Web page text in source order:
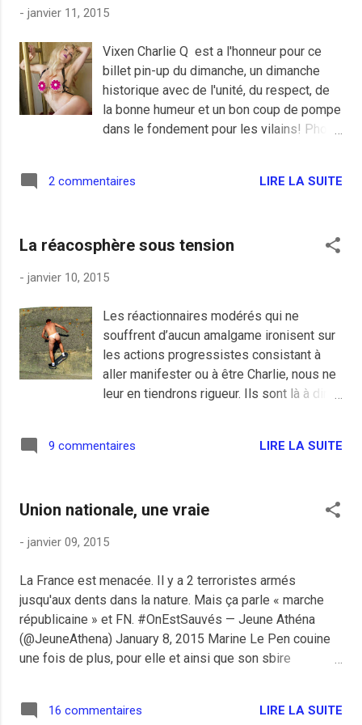
offrit à qui n’a pas besoin de foule pour
terrorisme un bien pitoyable spectacle…
Waldorf Etienne . Qu'est-ce qu'on se
marre chez les pétainistes!
- janvier 11, 2015
Vixen Charlie Q est a l'honneur pour ce
billet pin-up du dimanche, un dimanche
historique avec de l'unité, du respect, de
la bonne humeur et un bon coup de pompe
dans le fondement pour les vilains! Photo:
2 commentaires LIRE LA SUITE
La réacosphère sous tension
- janvier 10, 2015
Les réactionnaires modérés qui ne
souffrent d’aucun amalgame ironisent sur
les actions progressistes consistant à
aller manifester ou à être Charlie, nous ne
leur en tiendrons rigueur. Ils sont là à dire
ne fait rien, parce que personne n’a jamais
les lois qu’elle a passé ont permis cela.
type de Vincennes mis en prison en 2010
refaire des conneries en 2015, c’est
évidemment de la faute à celle qui fut
comparée joyeusement à une guenon.
Tout est bon. Evidemment mon collègue
Charlie Jegoun a parfaitement raison, de
Charlie Loooody avec l'extrait du discours
9 commentaires LIRE LA SUITE
Union nationale, une vraie
- janvier 09, 2015
La France est menacée. Il y a 2 terroristes armés
jusqu'aux dents dans la nature. Mais ça parle « marche
républicaine » et FN. #OnEstSauvés — Jeune Athéna
(@JeuneAthena) January 8, 2015 Marine Le Pen couine
une fois de plus, pour elle et ainsi que son sbire
comme d'habitude "une manœuvre politicienne". Je
16 commentaires LIRE LA SUITE